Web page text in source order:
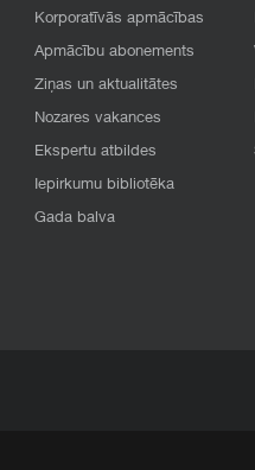
Korporatīvās apmācības
Apmācību abonements
Ziņas un aktualitātes
Nozares vakances
Ekspertu atbildes
Iepirkumu bibliotēka
Gada balva